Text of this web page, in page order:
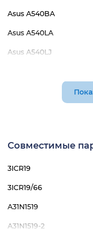
Asus A540BA
Asus A540LA
Asus A540LJ
Совместимые
3ICR19
3ICR19/66
A31N1519
A31N1519-2